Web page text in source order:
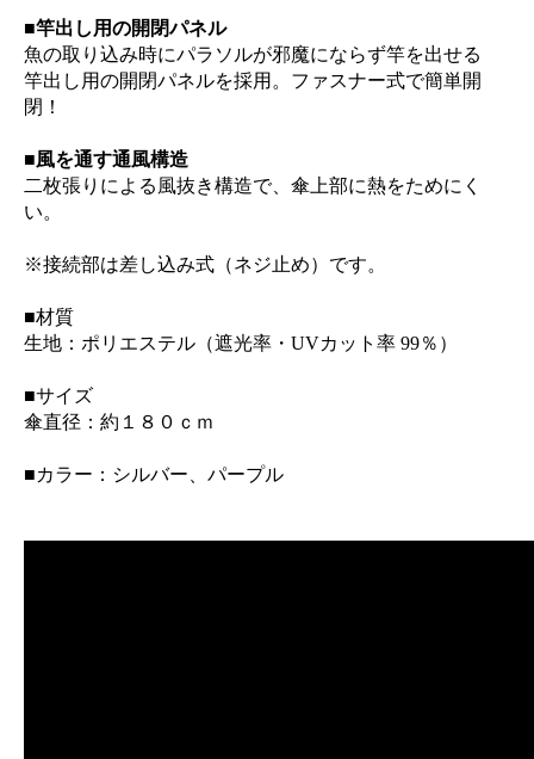
■竿出し用の開閉パネル
魚の取り込み時にパラソルが邪魔にならず竿を出せる
竿出し用の開閉パネルを採用。ファスナー式で簡単開
閉！
■風を通す通風構造
二枚張りによる風抜き構造で、傘上部に熱をためにく
い。
※接続部は差し込み式（ネジ止め）です。
■材質
生地：ポリエステル（遮光率・UVカット率 99％）
■サイズ
傘直径：約１８０ｃｍ
■カラー：シルバー、パープル